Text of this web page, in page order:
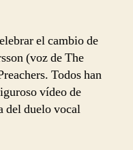
el cambio de
(voz de The
Todos han
vídeo de
del duelo vocal